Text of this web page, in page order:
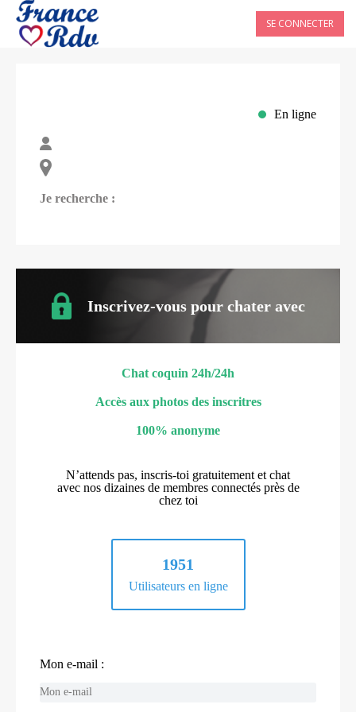
SE CONNECTER
En ligne
Je recherche :
Inscrivez-vous pour chater avec
Chat coquin 24h/24h
Accès aux photos des inscritres
100% anonyme
N’attends pas, inscris-toi gratuitement et chat
avec nos dizaines de membres connectés près de
chez toi
1951
Utilisateurs en ligne
Mon e-mail :